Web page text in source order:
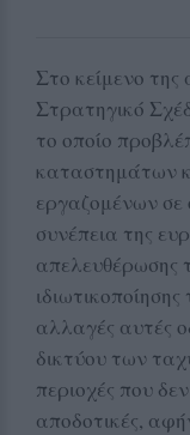
Στο κείμενο
Στρατηγικό
το οποίο
καταστημάτων
εργαζομένων σε
συνέπεια της
απελευθέρωσης
αλλαγές αυτές
δικτύου των
περιοχές που
αποδοτικές,